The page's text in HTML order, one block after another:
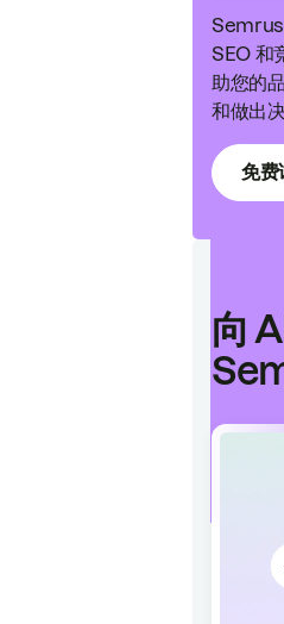
SEO 和
助您的
和做出
免费
向